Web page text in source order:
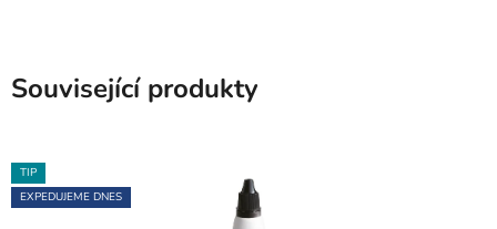
Související produkty
TIP
EXPEDUJEME DNES